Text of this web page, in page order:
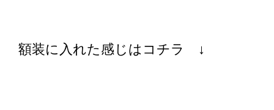
額装に入れた感じはコチラ ↓